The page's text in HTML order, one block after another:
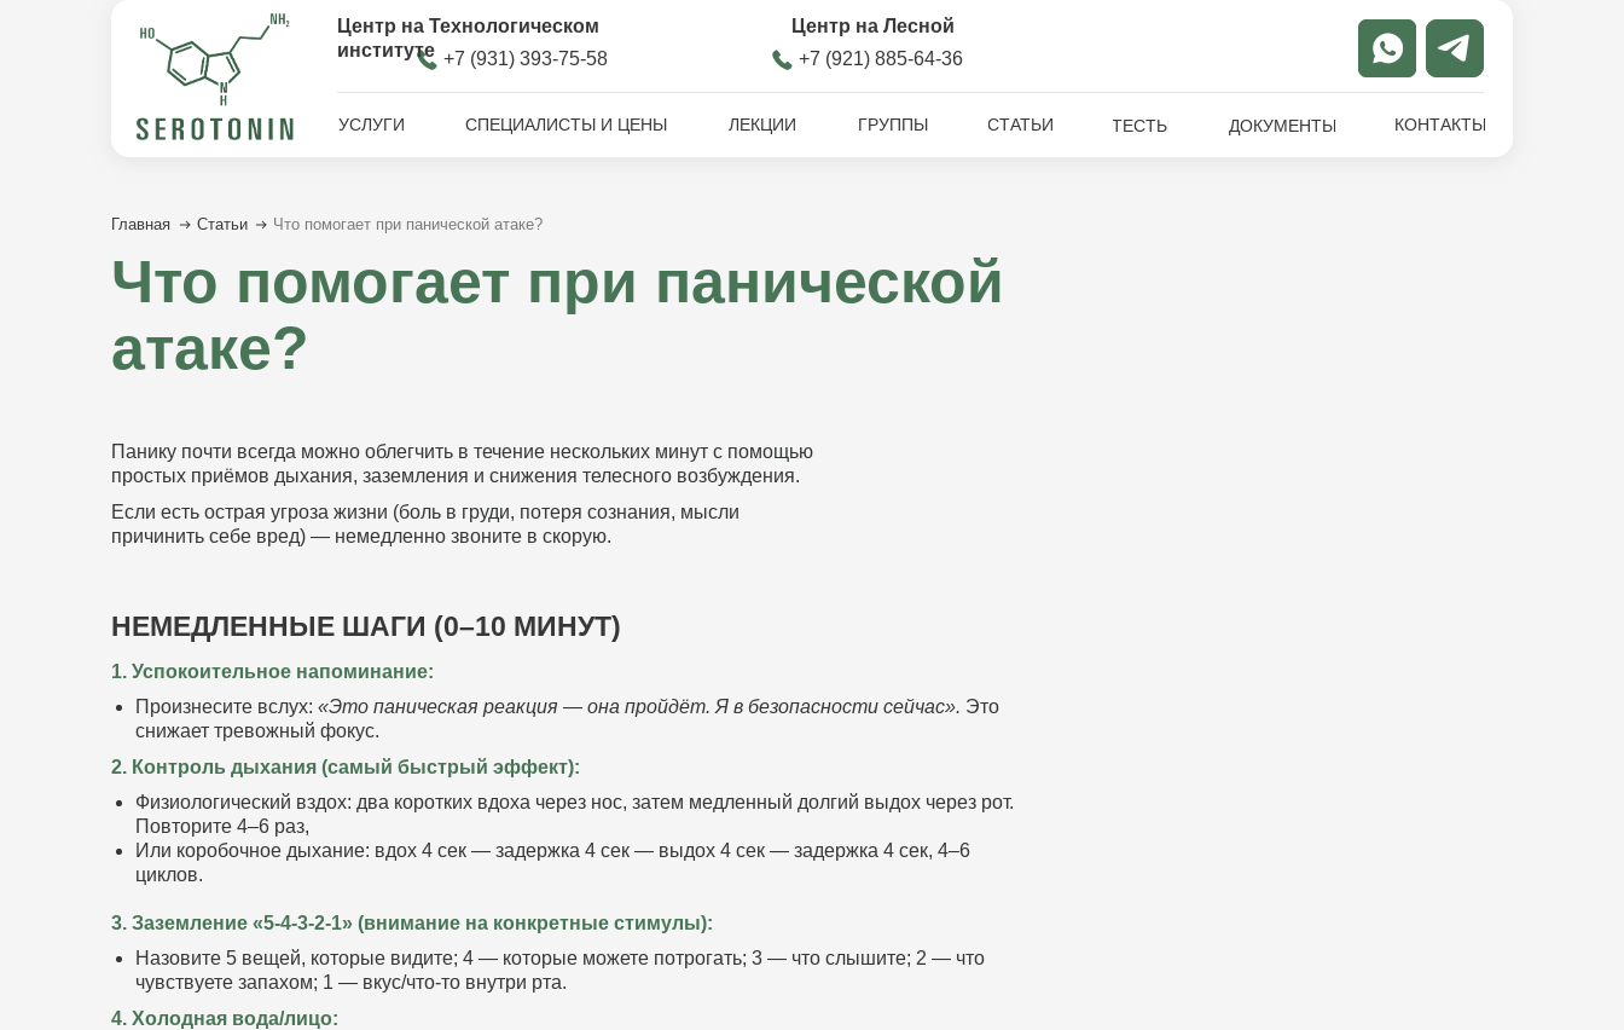
+7 (931) 393-75-58 +7 (921) 885-64-36
УСЛУГИ СПЕЦИАЛИСТЫ И ЦЕНЫ ЛЕКЦИИ СТАТЬИ ТЕСТЫ ДОКУМЕНТЫ КОНТАКТЫ
ГРУППЫ
Центр на Технологическом
институте
Центр на Лесной
Что помогает при панической
атаке?
Главная Статьи Что помогает при панической атаке?
Панику почти всегда можно облегчить в течение нескольких минут с помощью
простых приёмов дыхания, заземления и снижения телесного возбуждения.
НЕМЕДЛЕННЫЕ ШАГИ (0–10 МИНУТ)
1. Успокоительное напоминание:
Физиологический вздох: два коротких вдоха через нос, затем медленный долгий выдох через рот.
Повторите 4–6 раз,
Или коробочное дыхание: вдох 4 сек — задержка 4 сек — выдох 4 сек — задержка 4 сек, 4–6
циклов.
Произнесите вслух: «Это паническая реакция — она пройдёт. Я в безопасности сейчас». Это
снижает тревожный фокус.
2. Контроль дыхания (самый быстрый эффект):
3. Заземление «5‑4‑3‑2‑1» (внимание на конкретные стимулы):
Назовите 5 вещей, которые видите; 4 — которые можете потрогать; 3 — что слышите; 2 — что
чувствуете запахом; 1 — вкус/что-то внутри рта.
4. Холодная вода/лицо:
Если есть острая угроза жизни (боль в груди, потеря сознания, мысли
причинить себе вред) — немедленно звоните в скорую.